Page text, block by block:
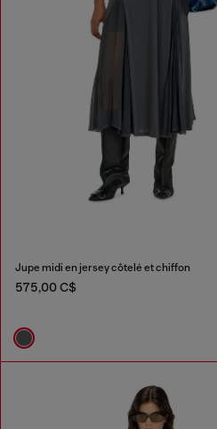
Jupe midi en jersey côtelé et chiffon
575,00 C$